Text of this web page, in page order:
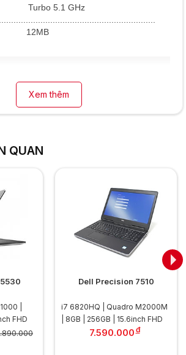
5.1 GHz
16GB
MHz
512GB (Có hỗ trợ nâng cấp)
17.3 inch
(1920 x 1080)
Xem thêm
QUAN
|
FHD
Dell Precision 7510
i7 6820HQ | Quadro M2000M
| 8GB | 256GB | 15.6inch FHD
7.590.000 đ